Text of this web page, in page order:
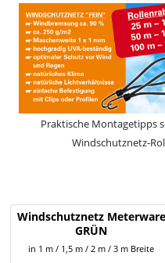
Praktische Montagetipps
Windschutznetz-
Windschutznetz Meterware
GRÜN
in 1 m / 1,5 m / 2 m / 3 m Breite